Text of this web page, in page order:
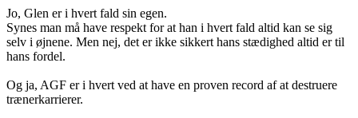
Jo, Glen er i hvert fald sin egen.
Synes man må have respekt for at han i hvert fald altid kan se sig
selv i øjnene. Men nej, det er ikke sikkert hans stædighed altid er til
hans fordel.
Og ja, AGF er i hvert ved at have en proven record af at destruere
trænerkarrierer.